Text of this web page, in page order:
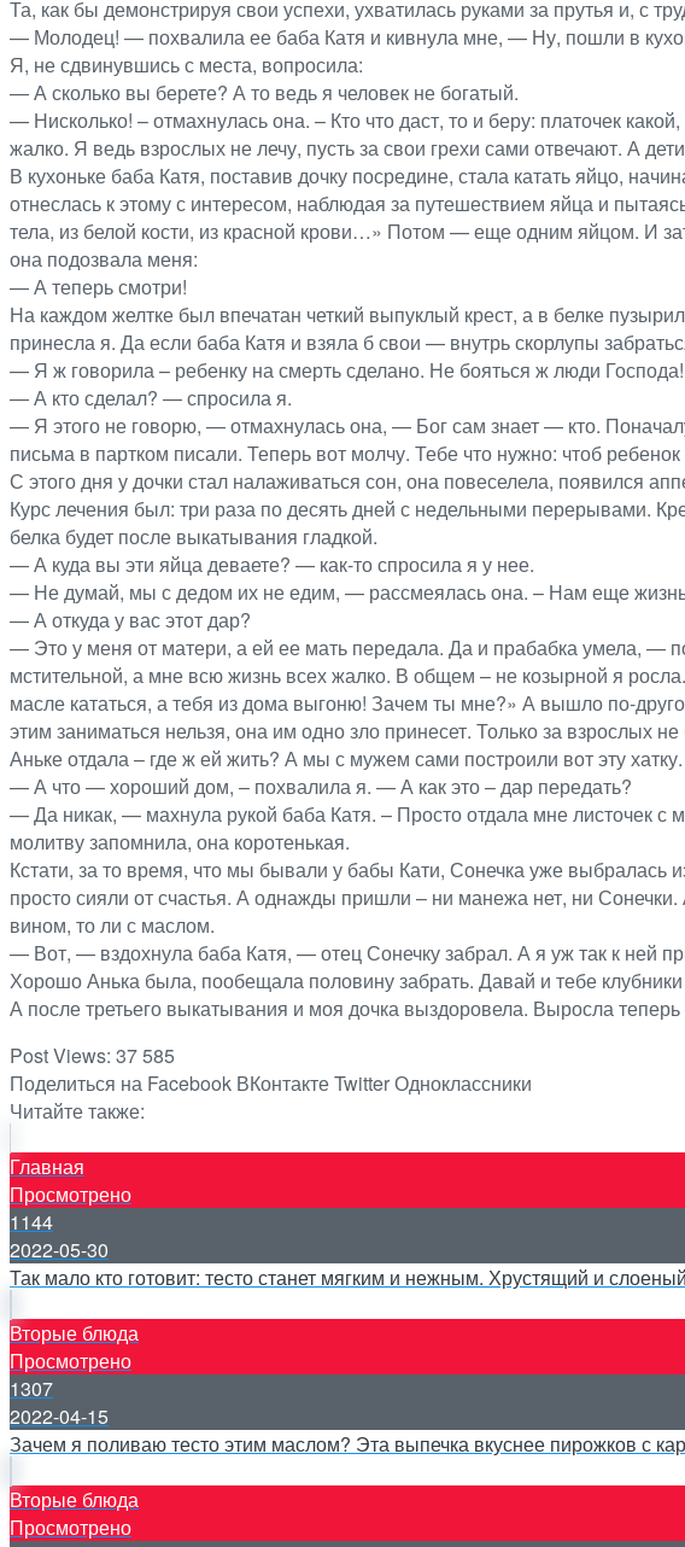
Та, как бы демонстрируя свои успехи, ухватилась руками за прутья и, с
— Молодец! — похвалила ее баба Катя и кивнула мне, — Ну, пошли в
Я, не сдвинувшись с места, вопросила:
— А сколько вы берете? А то ведь я человек не богатый.
— Нисколько! – отмахнулась она. – Кто что даст, то и беру: платочек
жалко. Я ведь взрослых не лечу, пусть за свои грехи сами отвечают. А
В кухоньке баба Катя, поставив дочку посредине, стала катать яйцо,
отнеслась к этому с интересом, наблюдая за путешествием яйца и
тела, из белой кости, из красной крови…» Потом — еще одним яйцом. И
она подозвала меня:
— А теперь смотри!
На каждом желтке был впечатан четкий выпуклый крест, а в белке
принесла я. Да если баба Катя и взяла б свои — внутрь скорлупы
— Я ж говорила – ребенку на смерть сделано. Не бояться ж люди
— А кто сделал? — спросила я.
— Я этого не говорю, — отмахнулась она, — Бог сам знает — кто.
письма в партком писали. Теперь вот молчу. Тебе что нужно: чтоб
С этого дня у дочки стал налаживаться сон, она повеселела, появился
Курс лечения был: три раза по десять дней с недельными перерывами.
белка будет после выкатывания гладкой.
— А куда вы эти яйца деваете? — как-то спросила я у нее.
— Не думай, мы с дедом их не едим, — рассмеялась она. – Нам еще
— А откуда у вас этот дар?
— Это у меня от матери, а ей ее мать передала. Да и прабабка умела, —
мстительной, а мне всю жизнь всех жалко. В общем – не козырной я
масле кататься, а тебя из дома выгоню! Зачем ты мне?» А вышло по-
этим заниматься нельзя, она им одно зло принесет. Только за взрослых
Аньке отдала – где ж ей жить? А мы с мужем сами построили вот эту хатку.
— А что — хороший дом, – похвалила я. — А как это – дар передать?
— Да никак, — махнула рукой баба Катя. – Просто отдала мне листочек с
молитву запомнила, она коротенькая.
Кстати, за то время, что мы бывали у бабы Кати, Сонечка уже выбралась
просто сияли от счастья. А однажды пришли – ни манежа нет, ни
вином, то ли с маслом.
— Вот, — вздохнула баба Катя, — отец Сонечку забрал. А я уж так к ней
Хорошо Анька была, пообещала половину забрать. Давай и тебе
А после третьего выкатывания и моя дочка выздоровела. Выросла
Post Views: 37 585
Поделиться на Facebook ВКонтактеTwitterОдноклассники
Читайте также:
Главная
Просмотрено
1144
2022-05-30
Так мало кто готовит: тесто станет мягким и нежным. Хрустящий и
Вторые блюда
Просмотрено
1307
2022-04-15
Зачем я поливаю тесто этим маслом? Эта выпечка вкуснее пирожков с
Вторые блюда
Просмотрено